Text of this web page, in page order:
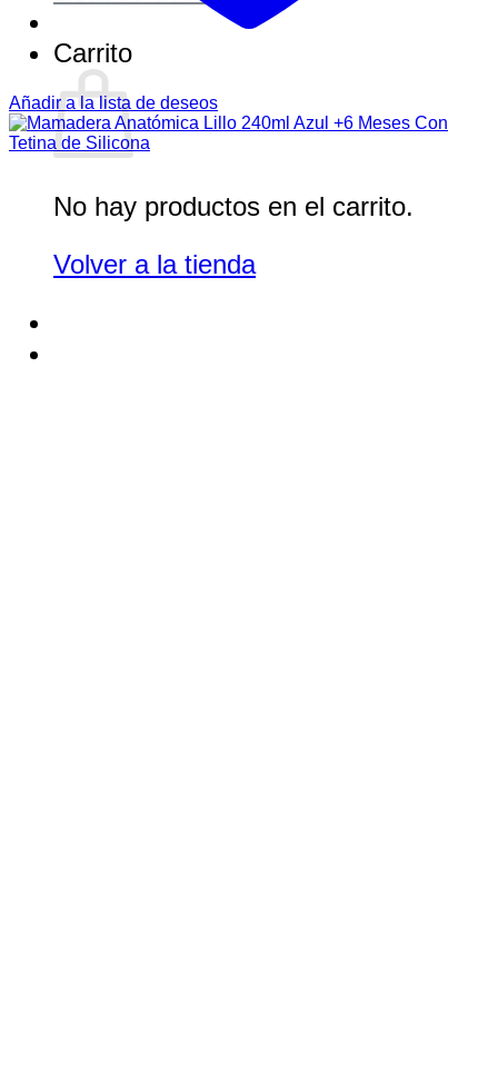
Carrito
No hay productos en el carrito.
Volver a la tienda
Añadir a la lista de deseos